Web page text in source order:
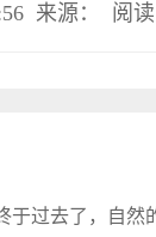
来源： 阅
于过去了，自